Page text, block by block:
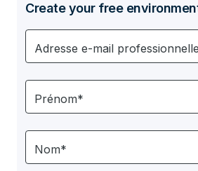
Create your free
Adresse e-mail
Prénom*
Nom*